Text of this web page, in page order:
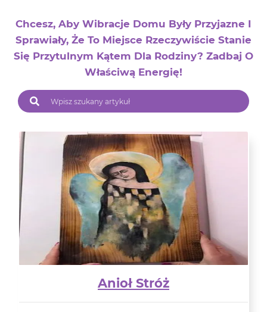
Chcesz, Aby Wibracje Domu Były Przyjazne I
Sprawiały, Że To Miejsce Rzeczywiście Stanie
Się Przytulnym Kątem Dla Rodziny? Zadbaj O
Właściwą Energię!
Anioł Stróż